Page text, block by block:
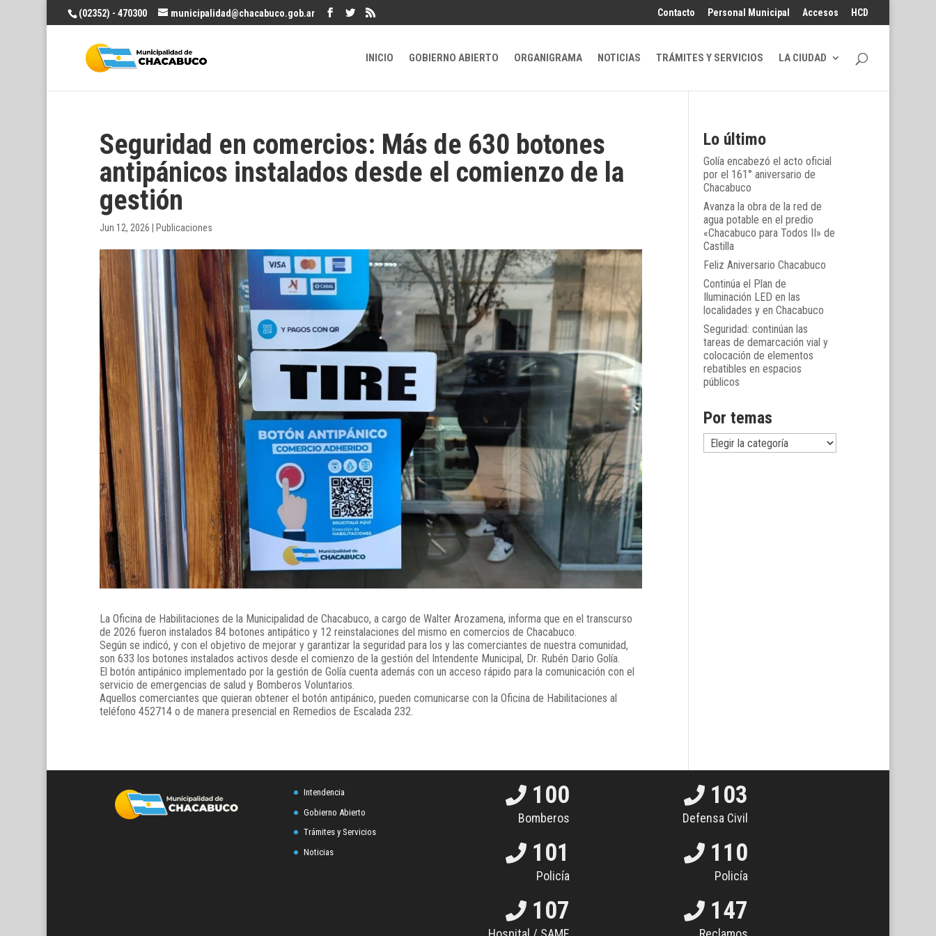
(02352) - 470300 municipalidad@chacabuco.gob.ar Contacto Personal Municipal Accesos HCD
INICIO GOBIERNO ABIERTO ORGANIGRAMA NOTICIAS TRÁMITES Y SERVICIOS LA CIUDAD
Seguridad en comercios: Más de 630 botones
antipánicos instalados desde el comienzo de la
gestión
Jun 12, 2026 Publicaciones
La Oficina de Habilitaciones de la Municipalidad de Chacabuco, a cargo de Walter Arozamena, informa que en el transcurso
de 2026 fueron instalados 84 botones antipático y 12 reinstalaciones del mismo en comercios de Chacabuco.
Según se indicó, y con el objetivo de mejorar y garantizar la seguridad para los y las comerciantes de nuestra comunidad,
son 633 los botones instalados activos desde el comienzo de la gestión del Intendente Municipal, Dr. Rubén Dario Golía.
El botón antipánico implementado por la gestión de Golía cuenta además con un acceso rápido para la comunicación con el
servicio de emergencias de salud y Bomberos Voluntarios.
Aquellos comerciantes que quieran obtener el botón antipánico, pueden comunicarse con la Oficina de Habilitaciones al
teléfono 452714 o de manera presencial en Remedios de Escalada 232.
Lo último
Golía encabezó el acto oficial
por el 161° aniversario de
Chacabuco
Avanza la obra de la red de
agua potable en el predio
«Chacabuco para Todos II» de
Castilla
Feliz Aniversario Chacabuco
Continúa el Plan de
Iluminación LED en las
localidades y en Chacabuco
Seguridad: continúan las
tareas de demarcación vial y
colocación de elementos
rebatibles en espacios
públicos
Por temas
Por
temas
Intendencia
Gobierno Abierto
Trámites y Servicios
Noticias
100
Bomberos
101
Policía
107
103
Defensa Civil
110
Policía
147